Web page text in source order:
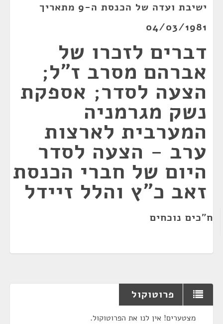
ישיבת ועדה של הכנסת ה-9 מתאריך
04/03/1981
דברים לזכרו של
אברהם מסרב ז"ל;
הצעה לסדר; אספקת
נשק מגרמניה
המערבית לארצות
ערב - הצעה לסדר
היום של חברי הכנסת
זאב כ"ץ והלל זיידל
ח"כים נוכחים
פרוטוקול
מצטערים! אין לנו את הפרוטוקול.